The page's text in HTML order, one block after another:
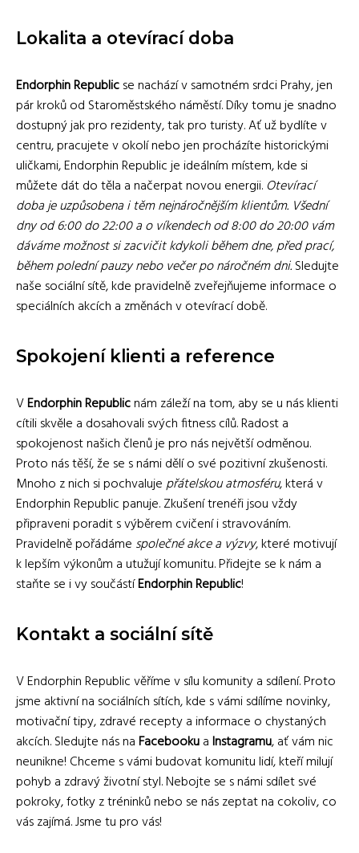
Lokalita a otevírací doba
Endorphin Republicse nachází v samotném srdci Prahy, jen
pár kroků od Staroměstského náměstí. Díky tomu je snadno
dostupný jak pro rezidenty, tak pro turisty. Ať už bydlíte v
centru, pracujete v okolí nebo jen procházíte historickými
uličkami, Endorphin Republic je ideálním místem, kde si
můžete dát do těla a načerpat novou energii. Otevírací
doba je uzpůsobena i těm nejnáročnějším klientům. Všední
dny od 6:00 do 22:00 a o víkendech od 8:00 do 20:00 vám
dáváme možnost si zacvičit kdykoli během dne, před prací,
během polední pauzy nebo večer po náročném dni.Sledujte
naše sociální sítě, kde pravidelně zveřejňujeme informace o
speciálních akcích a změnách v otevírací době.
Spokojení klienti a reference
VEndorphin Republicnám záleží na tom, aby se u nás klienti
cítili skvěle a dosahovali svých fitness cílů. Radost a
spokojenost našich členů je pro nás největší odměnou.
Proto nás těší, že se s námi dělí o své pozitivní zkušenosti.
Mnoho z nich si pochvalujepřátelskou atmosféru, která v
Endorphin Republic panuje. Zkušení trenéři jsou vždy
připraveni poradit s výběrem cvičení i stravováním.
Pravidelně pořádáme společné akce a výzvy, které motivují
k lepším výkonům a utužují komunitu. Přidejte se k nám a
staňte se i vy součástíEndorphin Republic!
Kontakt a sociální sítě
V Endorphin Republic věříme v sílu komunity a sdílení. Proto
jsme aktivní na sociálních sítích, kde s vámi sdílíme novinky,
motivační tipy, zdravé recepty a informace o chystaných
akcích. Sledujte nás naFacebookuaInstagramu, ať vám nic
neunikne! Chceme s vámi budovat komunitu lidí, kteří milují
pohyb a zdravý životní styl. Nebojte se s námi sdílet své
pokroky, fotky z tréninků nebo se nás zeptat na cokoliv, co
vás zajímá. Jsme tu pro vás!